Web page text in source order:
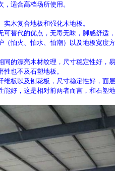
适合高档场所使用。
木复合地板和强化木地板。
可替代的优点，无毒无味，脚感舒适
（怕火、怕水、怕潮）以及地板宽度
同的漂亮木材纹理，尺寸稳定性好，
也不及石塑地板。
维板以及刨花板，尺寸稳定性好，面
能好，这是相对前两者而言，和石塑